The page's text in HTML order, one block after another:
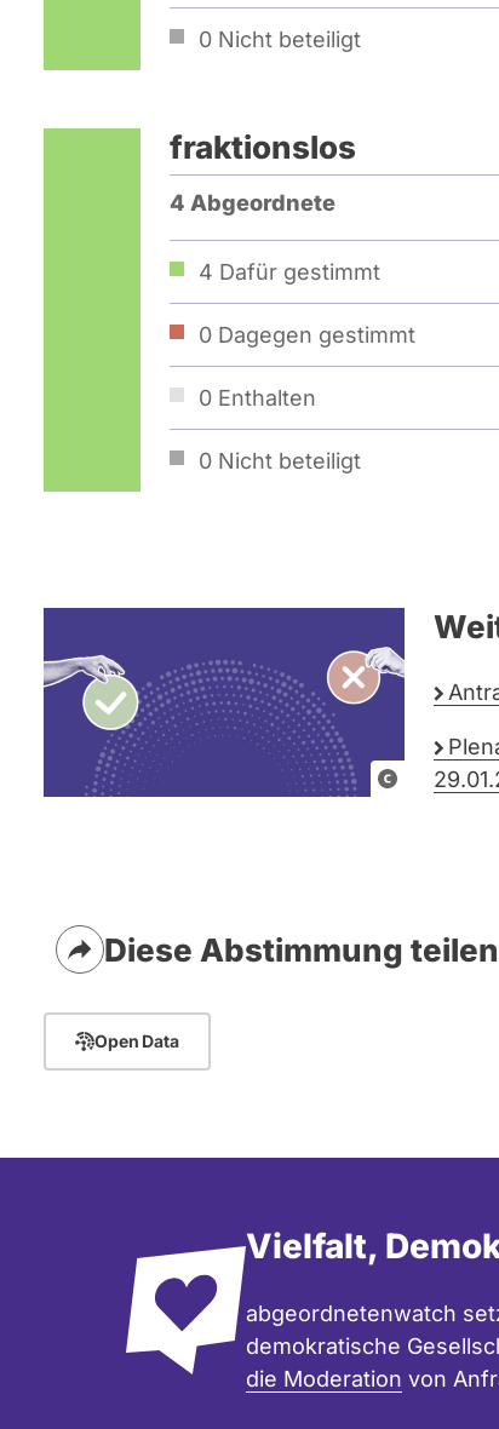
0 Nicht beteiligt
fraktionslos
4 Abgeordnete
4 Dafür gestimmt
0 Dagegen gestimmt
0 Enthalten
0 Nicht beteiligt
G
k
C
n
v
a
Diese Abstimmung teilen
Open Data
Vielfalt,
abgeordnetenwatch
demokratische
die Moderation von